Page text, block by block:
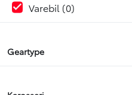
Varebil 0
Geartype